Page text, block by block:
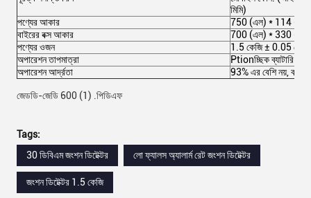
মিমি)
পণ্যের আকার
750 (এল) * 114
বাইরের বক্স আকার
700 (এল) * 330
পণ্যের ওজন
1.5 কেজি ± 0.05 কেজি
অপারেশন তাপমাত্রা
Ptionচ্ছিক
অপারেশন আর্দ্রতা
93% এর বেশি নয়,
জেডডি-জেডি 600 (1) .পিডিএফ
Tags:
30 ডিবিএম জংশন ডিটেক্টর
লো ফ্যালস অ্যালার্ম রেট জংশন ডিটেক্টর
জংশন ডিটেক্টর 1.5 কেজি